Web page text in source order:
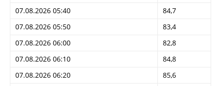
07.08.2026 05:40
84,7
07.08.2026 05:50
83,4
07.08.2026 06:00
82,8
07.08.2026 06:10
84,8
07.08.2026 06:20
85,6